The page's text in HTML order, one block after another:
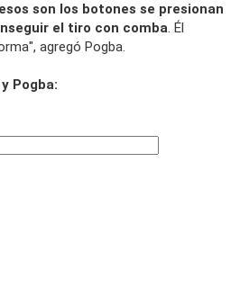
son los botones se presionan
el tiro con comba. Él
agregó Pogba.
Pogba: